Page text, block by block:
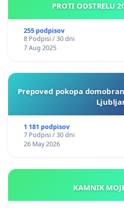
PROTI ODSTRELU
255 podpisov
8 Podpisi / 30 dni
7 Aug 2025
Prepoved pokopa
1 181 podpisov
7 Podpisi / 30 dni
26 May 2026